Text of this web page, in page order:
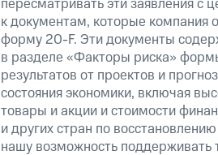
пересматривать эти заявления с
к документам, которые
форму20-F. Эти документы
в разделе «Факторы риска»
результатов от проектов и
состояния экономики, включая
товары и акции и стоимости
и других стран по
нашу возможность поддерживать